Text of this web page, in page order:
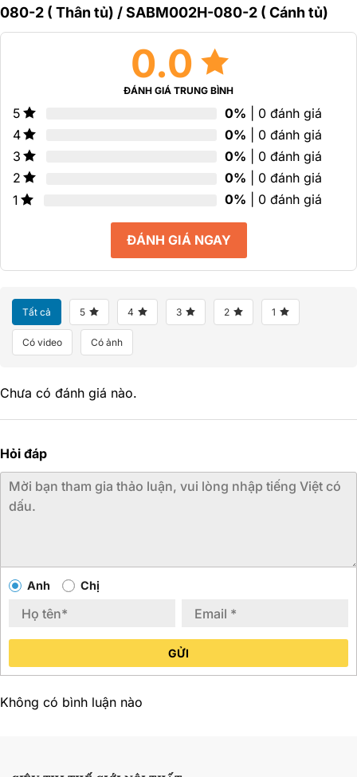
080-2 ( Thân tủ) / SABM002H-080-2 ( Cánh tủ)
0.0
ĐÁNH GIÁ TRUNG BÌNH
5 0% | 0 đánh giá
4
0% | 0 đánh giá
3
0% | 0 đánh giá
2
0% | 0 đánh giá
1
0% | 0 đánh giá
ĐÁNH GIÁ NGAY
Tất cả 5 4 3 2 1
Có video Có ảnh
Chưa có đánh giá nào.
Hỏi đáp
Anh Chị
GỬI
Không có bình luận nào